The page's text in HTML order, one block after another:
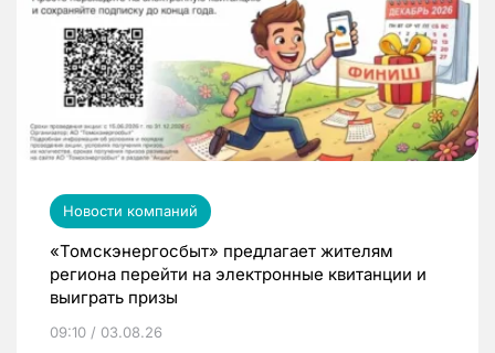
Новости компаний
«Томскэнергосбыт» предлагает жителям
региона перейти на электронные квитанции и
выиграть призы
09:10 / 03.08.26